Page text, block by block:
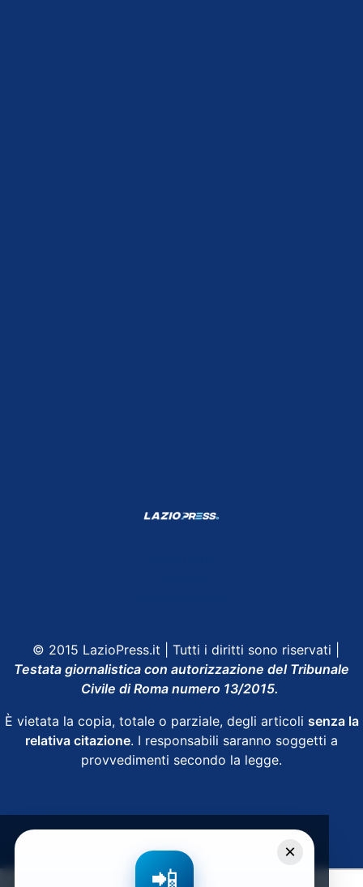
© 2015 LazioPress.it | Tutti i diritti sono riservati |
Testata giornalistica con autorizzazione del Tribunale
Civile di Roma numero 13/2015.
È vietata la copia, totale o parziale, degli articoli senza la
relativa citazione. I responsabili saranno soggetti a
provvedimenti secondo la legge.
×
📲